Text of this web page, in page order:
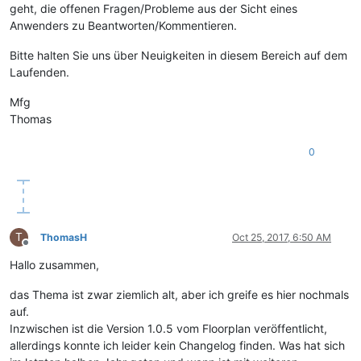
geht, die offenen Fragen/Probleme aus der Sicht eines
Anwenders zu Beantworten/Kommentieren.
Bitte halten Sie uns über Neuigkeiten in diesem Bereich auf dem
Laufenden.
Mfg
Thomas
0
T
Offline
ThomasH Oct 25, 2017, 6:50 AM
Hallo zusammen,
das Thema ist zwar ziemlich alt, aber ich greife es hier nochmals
auf.
Inzwischen ist die Version 1.0.5 vom Floorplan veröffentlicht,
allerdings konnte ich leider kein Changelog finden. Was hat sich